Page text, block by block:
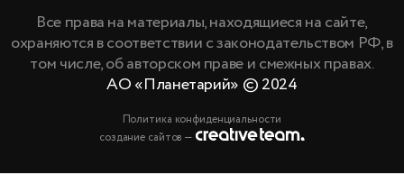
Все права на материалы, находящиеся на сайте,
охраняются в соответствии с законодательством РФ, в
том числе, об авторском праве и смежных правах.
АО «Планетарий» © 2024
Политика конфиденциальности
создание сайтов —